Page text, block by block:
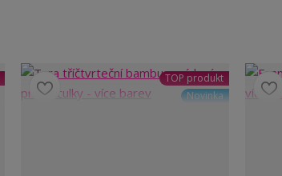
TOP produkt
Novinka